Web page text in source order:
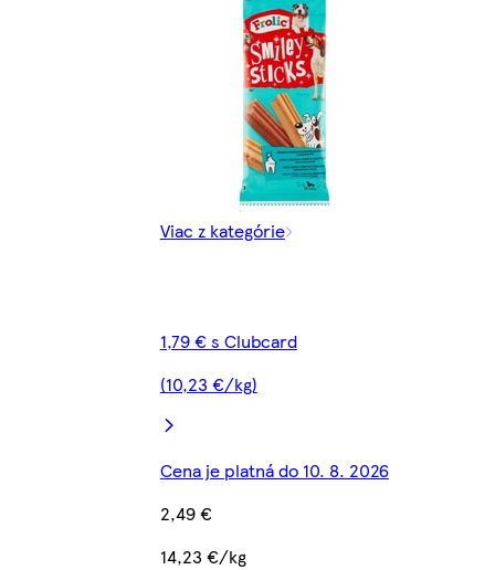
Viac z kategórie
1,79 € s Clubcard
(10,23 €/kg)
Cena je platná do 10. 8. 2026
2,49 €
14,23 €/kg